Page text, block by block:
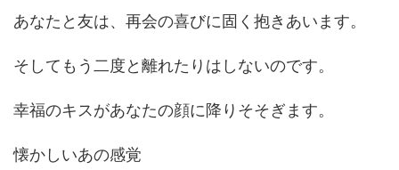
あなたと友は、再会の喜びに固く抱きあいます。
そしてもう二度と離れたりはしないのです。
幸福のキスがあなたの顔に降りそそぎます。
懐かしいあの感覚